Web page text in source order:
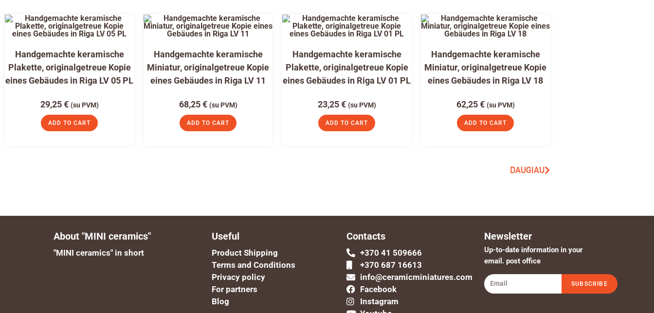
Handgemachte keramische
Plakette, originalgetreue Kopie
eines Gebäudes in Riga LV 05 PL
29,25€ (su PVM)
ADD TO CART
Handgemachte keramische
Miniatur, originalgetreue Kopie
eines Gebäudes in Riga LV 11
68,25€ (su PVM)
ADD TO CART
Handgemachte keramische
Plakette, originalgetreue Kopie
eines Gebäudes in Riga LV 01 PL
23,25€ (su PVM)
ADD TO CART
Handgemachte keramische
Miniatur, originalgetreue Kopie
eines Gebäudes in Riga LV 18
62,25€ (su PVM)
ADD TO CART
DAUGIAU
About "MINI ceramics"
"MINI ceramics" in short
Useful
Product Shipping
Terms and Conditions
Privacy policy
For partners
Blog
Contacts
+370 41 509666
+370 687 16613
info@ceramicminiatures.com
Facebook
Instagram
Newsletter
Up-to-date information in your
email. post office
SUBSCRIBE